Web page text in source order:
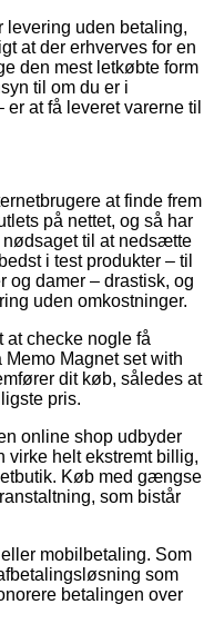
levering uden betaling,
at der erhverves for en
den mest letkøbte form
til om du er i
at få leveret varerne til
at finde frem
på nettet, og så har
til at nedsætte
i test produkter – til
og damer – drastisk, og
uden omkostninger.
at checke nogle få
Magnet set with
dit køb, således at
pris.
online shop udbyder
virke helt ekstremt billig,
Køb med gængse
som bistår
mobilbetaling. Som
som
betalingen over